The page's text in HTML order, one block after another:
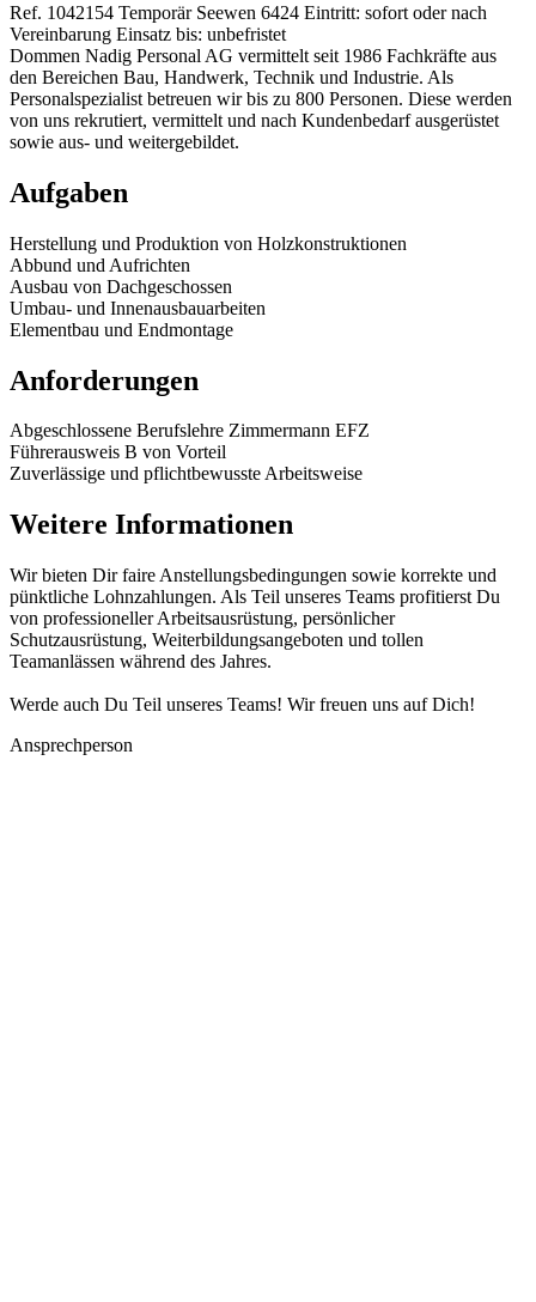
Ref. 1042154 Temporär Seewen 6424 Eintritt: sofort oder nach
Vereinbarung Einsatz bis: unbefristet
Dommen Nadig Personal AG vermittelt seit 1986 Fachkräfte aus
den Bereichen Bau, Handwerk, Technik und Industrie. Als
Personalspezialist betreuen wir bis zu 800 Personen. Diese werden
von uns rekrutiert, vermittelt und nach Kundenbedarf ausgerüstet
sowie aus- und weitergebildet.
Aufgaben
Herstellung und Produktion von Holzkonstruktionen
Abbund und Aufrichten
Ausbau von Dachgeschossen
Umbau- und Innenausbauarbeiten
Elementbau und Endmontage
Anforderungen
Abgeschlossene Berufslehre Zimmermann EFZ
Führerausweis B von Vorteil
Zuverlässige und pflichtbewusste Arbeitsweise
Weitere Informationen
Wir bieten Dir faire Anstellungsbedingungen sowie korrekte und
pünktliche Lohnzahlungen. Als Teil unseres Teams profitierst Du
von professioneller Arbeitsausrüstung, persönlicher
Schutzausrüstung, Weiterbildungsangeboten und tollen
Teamanlässen während des Jahres.
Werde auch Du Teil unseres Teams! Wir freuen uns auf Dich!
Ansprechperson